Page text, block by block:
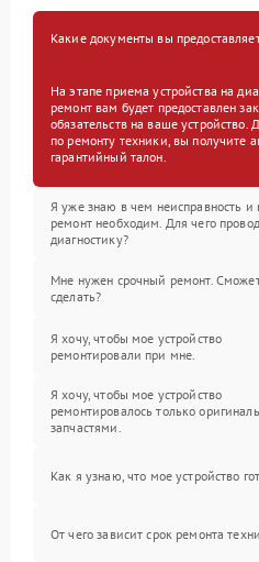
Какие документы вы
На этапе приема устройства на
ремонт вам будет предоставлен
обязательств на ваше устройство.
по ремонту техники, вы получите
гарантийный талон.
Я уже знаю в чем неисправность и
ремонт необходим. Для чего
диагностику?
Мне нужен срочный ремонт.
сделать?
Я хочу, чтобы мое устройство
ремонтировали при мне.
Я хочу, чтобы мое устройство
ремонтировалось только
запчастями.
Как я узнаю, что мое устройство
От чего зависит срок ремонта